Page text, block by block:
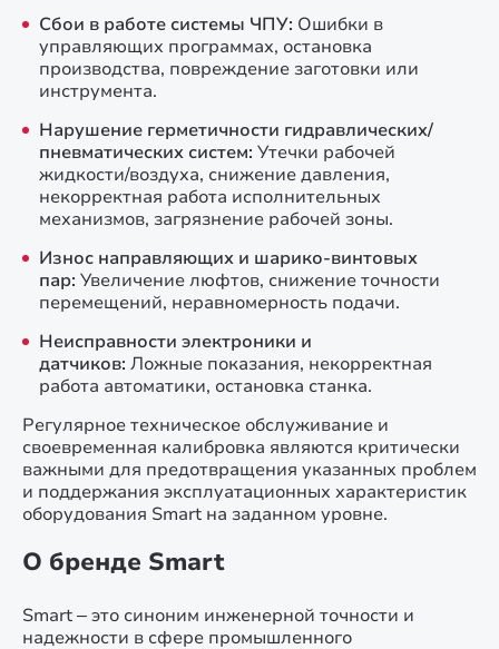
Сбои в работе системы ЧПУ: Ошибки в
управляющих программах, остановка
производства, повреждение заготовки или
инструмента.
Нарушение герметичности гидравлических/
пневматических систем: Утечки рабочей
жидкости/воздуха, снижение давления,
некорректная работа исполнительных
механизмов, загрязнение рабочей зоны.
Износ направляющих и шарико-винтовых
пар: Увеличение люфтов, снижение точности
перемещений, неравномерность подачи.
Неисправности электроники и
датчиков: Ложные показания, некорректная
работа автоматики, остановка станка.
Регулярное техническое обслуживание и
своевременная калибровка являются критически
важными для предотвращения указанных проблем
и поддержания эксплуатационных характеристик
оборудования Smart на заданном уровне.
О бренде Smart
Smart – это синоним инженерной точности и
надежности в сфере промышленного